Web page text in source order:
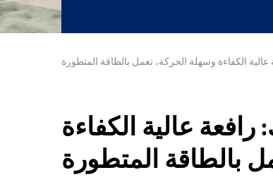
الكفاءة وسهلة الحركة، تعمل بالطاقة المتطورة
عالية الكفاءة
بالطاقة المتطورة